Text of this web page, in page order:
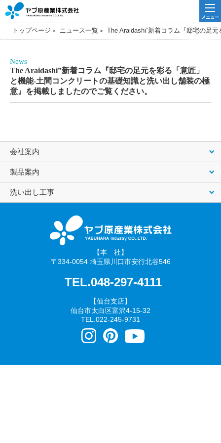
メニュー
トップページ ニュース一覧 The Araidashi”新着コラム『邸宅の足
News
The Araidashi”新着コラム『邸宅の足元を彩る「意匠」
と機能-土間コンクリートの基礎知識と洗い出し舗装の極
意』を掲載しましたのでご覧ください。
会社案内
製品案内
洗い出し工事
【本 社】
〒334-0054 埼玉県川口市安行北谷546
TEL.048-297-4111
【仙台支店】
仙台市太白区富沢4-15-32
TEL. 022-245-9731